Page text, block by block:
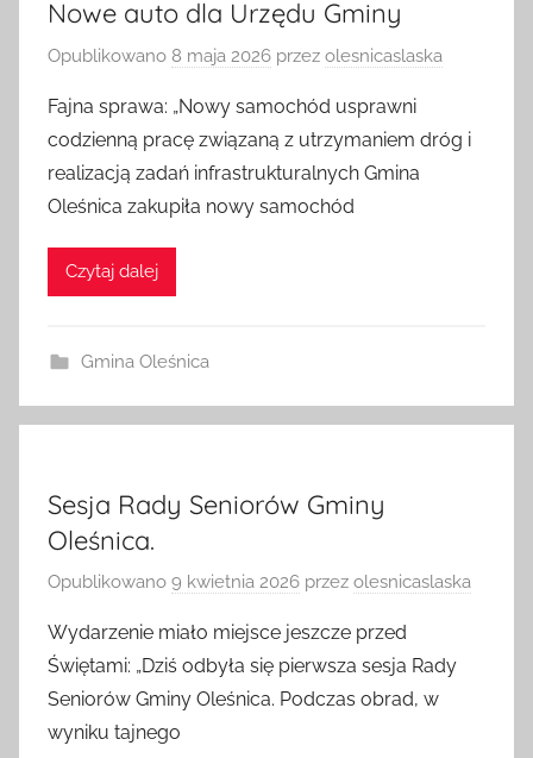
Nowe auto dla Urzędu Gminy
Opublikowano 8 maja 2026 przez olesnicaslaska
Fajna sprawa: „Nowy samochód usprawni
codzienną pracę związaną z utrzymaniem dróg i
realizacją zadań infrastrukturalnych Gmina
Oleśnica zakupiła nowy samochód
Czytaj dalej
Gmina Oleśnica
Sesja Rady Seniorów Gminy
Oleśnica.
Opublikowano 9 kwietnia 2026 przez olesnicaslaska
Wydarzenie miało miejsce jeszcze przed
Świętami: „Dziś odbyła się pierwsza sesja Rady
Seniorów Gminy Oleśnica. Podczas obrad, w
wyniku tajnego